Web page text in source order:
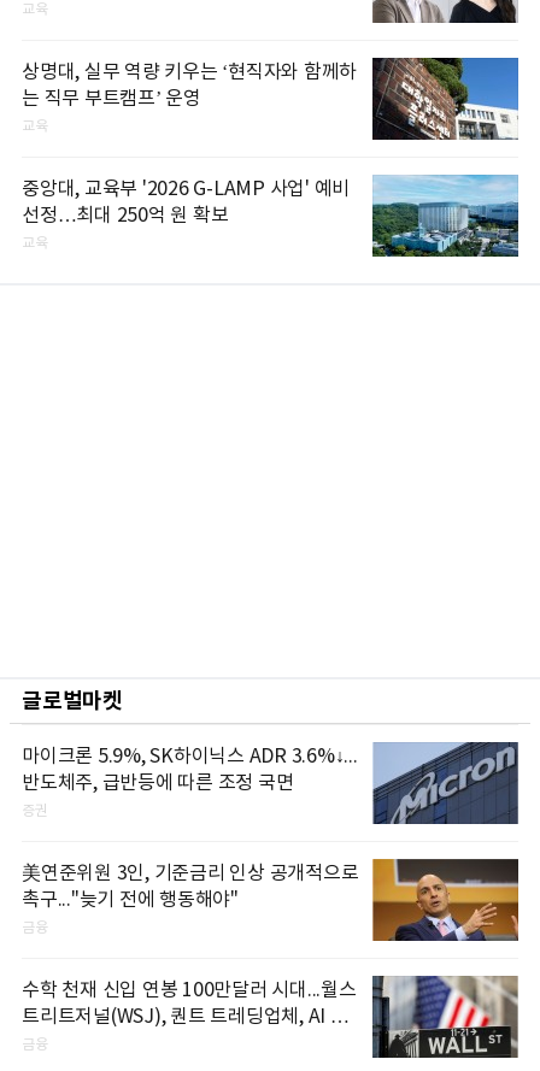
교육
상명대, 실무 역량 키우는 ‘현직자와 함께하
는 직무 부트캠프’ 운영
교육
중앙대, 교육부 '2026 G-LAMP 사업' 예비
선정…최대 250억 원 확보
교육
글로벌마켓
마이크론 5.9%, SK하이닉스 ADR 3.6%↓...
반도체주, 급반등에 따른 조정 국면
증권
美연준위원 3인, 기준금리 인상 공개적으로
촉구..."늦기 전에 행동해야"
금융
수학 천재 신입 연봉 100만달러 시대...월스
트리트저널(WSJ), 퀀트 트레딩업체, AI 기
업들 인재 확보 경쟁
금융